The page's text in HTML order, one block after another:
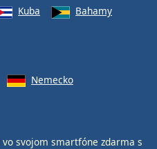
Kuba
Bahamy
Nemecko
vo svojom smartfóne zdarma s